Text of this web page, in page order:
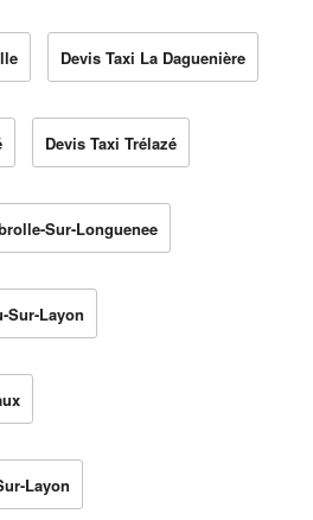
Devis Taxi La Daguenière
Devis Taxi Trélazé
Sur-Longuenee
Sur-Layon
Layon